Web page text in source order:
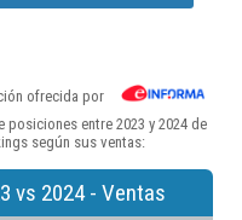
ofrecida por
entre 2023 y 2024 de
según sus ventas:
vs 2024 - Ventas